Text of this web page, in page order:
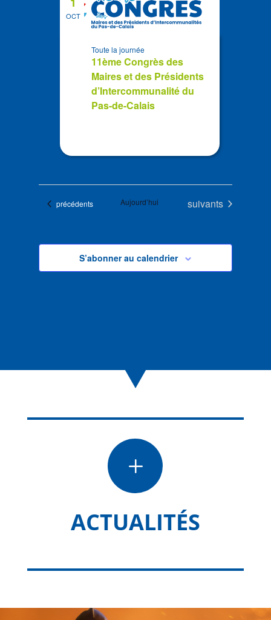
OCT
11ème Congrès des
Maires et des Présidents
d’Intercommunalité du
Pas-de-Calais
Toute la journée
Évènements
précédents Aujourd’hui Évènements
suivants
S’abonner au calendrier
L
ACTUALITÉS